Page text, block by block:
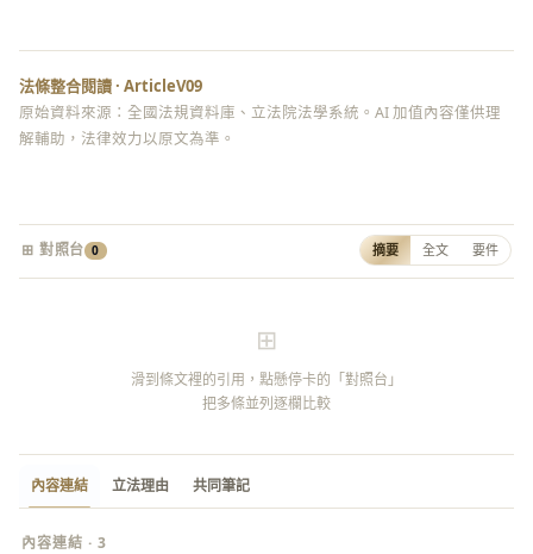
法條整合閱讀 · ArticleV09
原始資料來源：全國法規資料庫、立法院法學系統。AI 加值內容僅供理
解輔助，法律效力以原文為準。
⊞ 對照台 0 摘要 全文 要件
⊞
滑到條文裡的引用，點懸停卡的「對照台」
把多條並列逐欄比較
內容連結 立法理由 共同筆記
內容連結 · 3